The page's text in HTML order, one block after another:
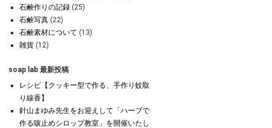
石鹸作りの記録 (25)
石鹸写真 (22)
石鹸素材について (13)
雑貨 (12)
soap lab 最新投稿
レシピ【クッキー型で作る、手作り蚊取
り線香】
針山まゆみ先生をお迎えして「ハーブで
作る咳止めシロップ教室」を開催いたし